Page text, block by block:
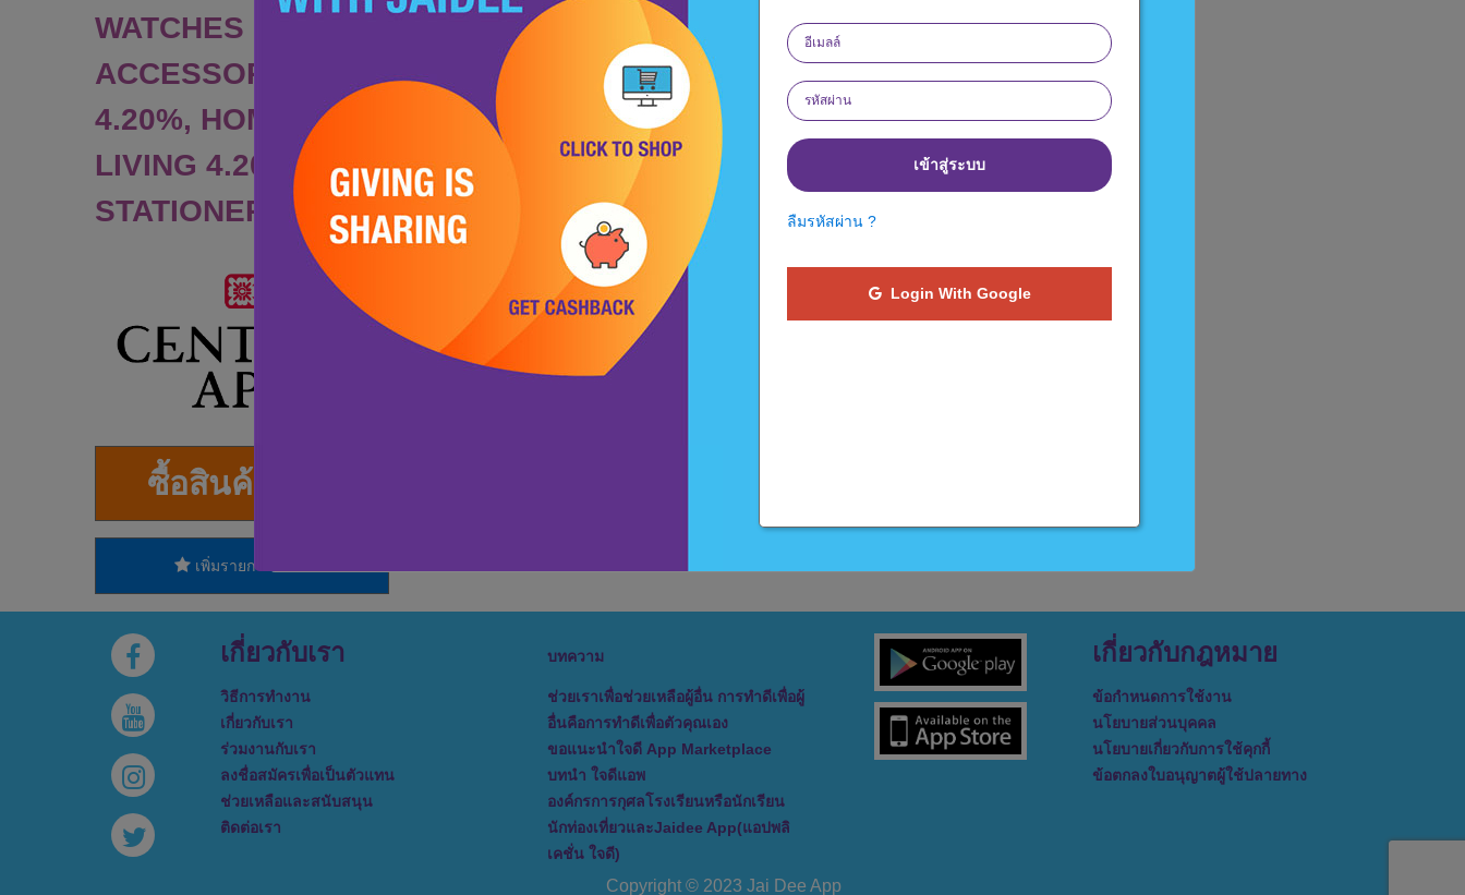
WATCHES &
ACCESSORIES
4.20%, HOME &
LIVING 4.20%,
STATIONERY &
ซื้อสินค้าทันที
เพิ่มรายการโปรด
เกี่ยวกับเรา
วิธีการทำงาน
เกี่ยวกับเรา
ร่วมงานกับเรา
ลงชื่อสมัครเพื่อเป็นตัวแทน
ช่วยเหลือและสนับสนุน
ติดต่อเรา
บทความ
ช่วยเราเพื่อช่วยเหลือผู้อื่น การทำดีเพื่อผู้
อื่นคือการทำดีเพื่อตัวคุณเอง
ขอแนะนำใจดี App Marketplace
บทนำ ใจดีแอพ
องค์กรการกุศลโรงเรียนหรือนักเรียน
นักท่องเที่ยวและJaidee App(แอปพลิ
เคชั่น ใจดี)
เกี่ยวกับกฎหมาย
ข้อกำหนดการใช้งาน
นโยบายส่วนบุคคล
นโยบายเกี่ยวกับการใช้คุกกี้
ข้อตกลงใบอนุญาตผู้ใช้ปลายทาง
Copyright © 2023 Jai Dee App
เข้าสู่ระบบ
ลืมรหัสผ่าน ?
Login With Google